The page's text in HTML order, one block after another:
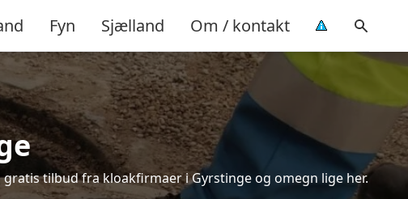
Fyn Sjælland Om / kontakt
tilbud fra kloakfirmaer i Gyrstinge og omegn lige her.